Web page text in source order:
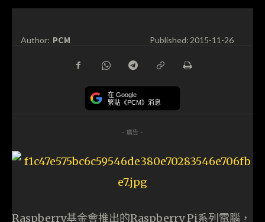
Author: PCM Published:2015-11-26
在 Google
緊貼《PCM》消息
- 廣告 -
Raspberry基金會推出的Raspberry Pi系列電腦，